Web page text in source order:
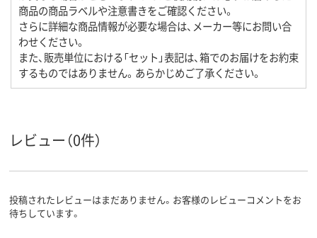
商品の商品ラベルや注意書きをご確認ください。
さらに詳細な商品情報が必要な場合は、メーカー等にお問い合
わせください。
また、販売単位における「セット」表記は、箱でのお届けをお約束
するものではありません。あらかじめご了承ください。
レビュー（0件）
投稿されたレビューはまだありません。お客様のレビューコメントをお
待ちしています。